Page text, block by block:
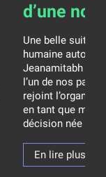
d’une
Une belle suite
humaine autour
Jeanamitabh
l’un de nos
rejoint
en tant que
décision née
En lire plus